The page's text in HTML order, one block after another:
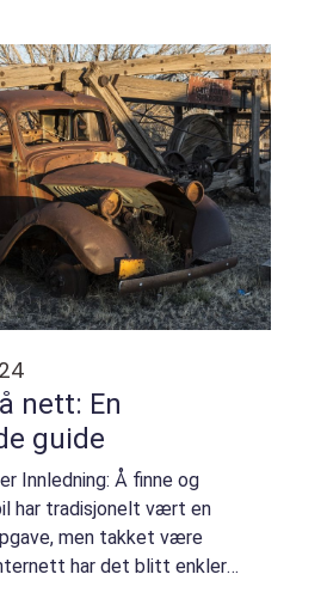
utforsk...
nett: En
guide
Innledning: Å finne og
har tradisjonelt vært en
men takket være
har det blitt enklere